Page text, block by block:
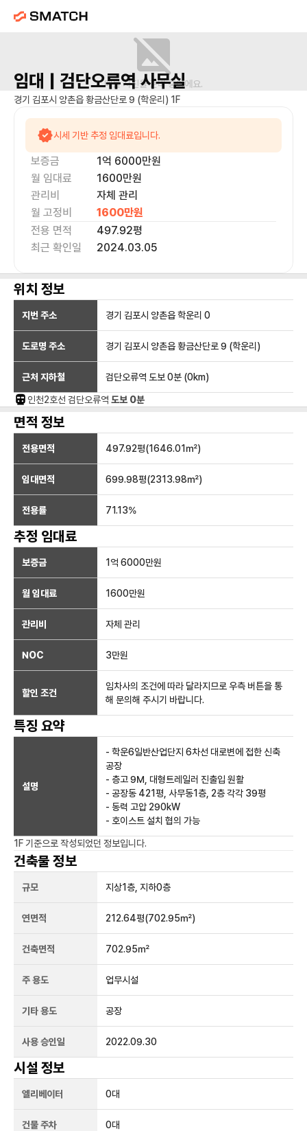
매물 사진을 준비 중이에요.
임대 | 검단오류역사무실
경기 김포시 양촌읍 황금산단로 9 (학운리) 1F
시세 기반 추정 임대료입니다.
보증금 1억 6000만원
월 임대료
1600만원
관리비
자체 관리
월 고정비
1600만원
전용 면적
497.92평
최근 확인일
2024.03.05
위치 정보
지번 주소 경기 김포시 양촌읍 학운리 0
도로명 주소 경기 김포시 양촌읍 황금산단로 9 (학운리)
근처 지하철 검단오류역 도보 0분 (0km)
인천2호선 검단오류역 도보 0분
면적 정보
전용면적 497.92평(1646.01㎡)
임대면적 699.98평(2313.98㎡)
전용률 71.13%
추정 임대료
보증금 1억 6000만원
월 임대료 1600만원
관리비 자체 관리
NOC 3만원
할인 조건
임차사의 조건에 따라 달라지므로 우측 버튼을 통
해 문의해 주시기 바랍니다.
특징 요약
설명
- 학운6일반산업단지 6차선 대로변에 접한 신축
공장
- 층고 9M, 대형트레일러 진출입 원활
- 공장동 421평, 사무동1층, 2층 각각 39평
- 동력 고압 290kW
- 호이스트 설치 협의 가능
1F 기준으로 작성되었던 정보입니다.
건축물 정보
규모 지상1층, 지하0층
연면적 212.64평(702.95㎡)
건축면적 702.95㎡
주 용도 업무시설
기타 용도 공장
사용 승인일 2022.09.30
시설 정보
엘리베이터 0대
건물 주차 0대